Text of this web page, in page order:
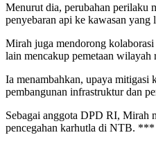
Menurut dia, perubahan perilaku
penyebaran api ke kawasan yang
Mirah juga mendorong
lain mencakup pemetaan wilayah
Ia menambahkan, upaya mitigasi
pembangunan infrastruktur dan
Sebagai anggota DPD RI, Mirah
pencegahan karhutla di NTB. ***